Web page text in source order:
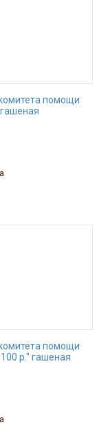
помощи
помощи
р." гашеная